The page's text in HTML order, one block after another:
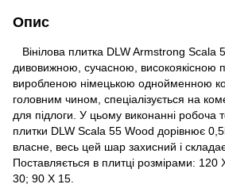
Опис
Вінілова плитка DLW Armstrong Scala
дивовижною, сучасною, високоякісною
виробленою німецькою однойменною
головним чином, спеціалізується на
для підлоги. У цьому виконанні робоча
плитки DLW Scala 55 Wood дорівнює
власне, весь цей шар захисний і
Поставляється в плитці розмірами:
30; 90 Х 15.